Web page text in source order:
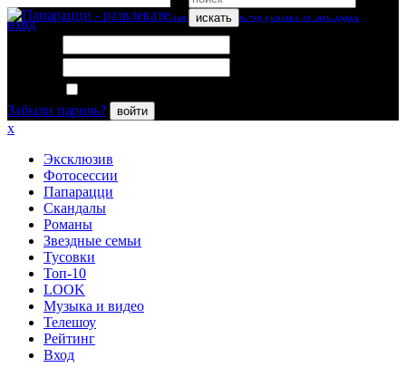
искать
вход
Забыли пароль?
войти
x
Эксклюзив
Фотосессии
Папарацци
Скандалы
Романы
Звездные семьи
Тусовки
Топ-10
LOOK
Музыка и видео
Телешоу
Рейтинг
Вход